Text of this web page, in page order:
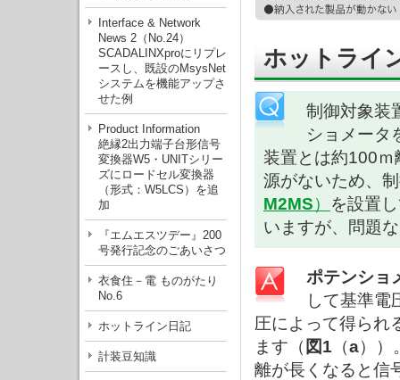
Interface & Network
News 2（No.24）
SCADALINXproにリプレ
ースし、既設のMsysNet
システムを機能アップさ
せた例
Product Information
絶縁2出力端子台形信号
変換器W5・UNITシリー
ズにロードセル変換器
（形式：W5LCS）を追
加
『エムエスツデー』200
号発行記念のごあいさつ
衣食住－電 ものがたり
No.6
ホットライン日記
計装豆知識
ホットライ
制御対象装
ショメータ
装置とは約100
源がないため、
M2MS） を設置
いますが、問題
ポテンショ
して基準電
圧によって得られ
ます（ 図1 （a））
離が長くなると信